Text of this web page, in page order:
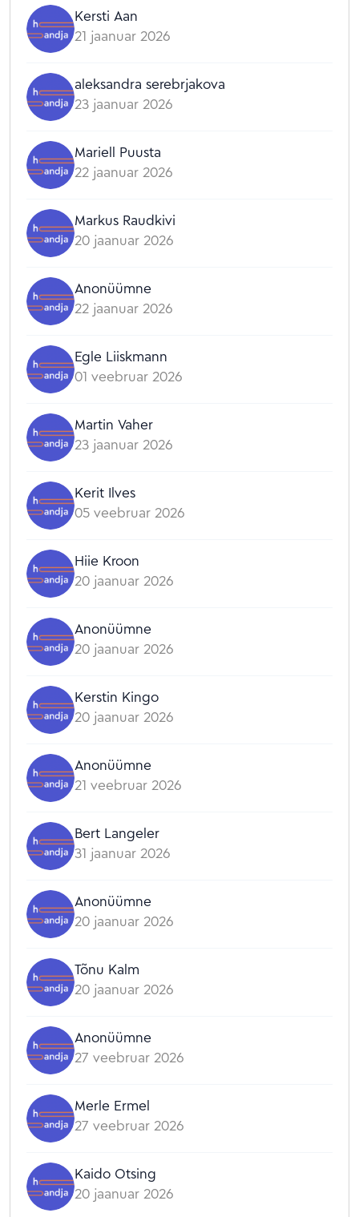
Kersti Aan
21 jaanuar 2026
aleksandra serebrjakova
23 jaanuar 2026
Mariell Puusta
22 jaanuar 2026
Markus Raudkivi
20 jaanuar 2026
Anonüümne
22 jaanuar 2026
Egle Liiskmann
01 veebruar 2026
Martin Vaher
23 jaanuar 2026
Kerit Ilves
05 veebruar 2026
Hiie Kroon
20 jaanuar 2026
Anonüümne
20 jaanuar 2026
Kerstin Kingo
20 jaanuar 2026
Anonüümne
21 veebruar 2026
Bert Langeler
31 jaanuar 2026
Anonüümne
20 jaanuar 2026
Tõnu Kalm
20 jaanuar 2026
Anonüümne
27 veebruar 2026
Merle Ermel
27 veebruar 2026
Kaido Otsing
20 jaanuar 2026